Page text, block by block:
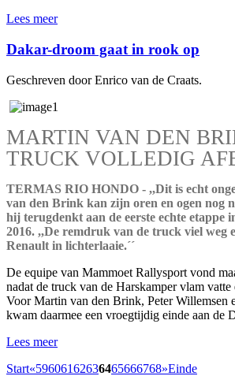
Lees meer
Dakar-droom gaat in rook op
Geschreven door Enrico van de Craats.
MARTIN VAN DEN
TRUCK VOLLEDIG
TERMAS RIO HONDO - ,,Dit is echt
van den Brink kan zijn oren en ogen nog
hij terugdenkt aan de eerste echte etappe
2016. ,,De remdruk van de truck viel weg
Renault in lichterlaaie.´´
De equipe van Mammoet Rallysport vond
nadat de truck van de Harskamper vlam vatte
Voor Martin van den Brink, Peter Willemsen
kwam daarmee een vroegtijdig einde aan de
Lees meer
Start«59606162636465666768»Einde